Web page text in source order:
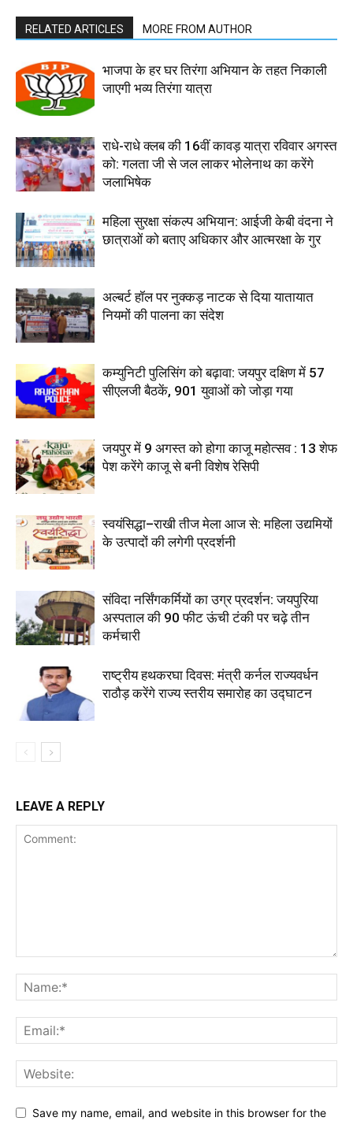
RELATED ARTICLES MORE FROM AUTHOR
भाजपा के हर घर तिरंगा अभियान के तहत निकाली
जाएगी भव्य तिरंगा यात्रा
राधे-राधे क्लब की 16वीं कावड़ यात्रा रविवार अगस्त
को: गलता जी से जल लाकर भोलेनाथ का करेंगे
जलाभिषेक
महिला सुरक्षा संकल्प अभियान: आईजी केबी वंदना ने
छात्राओं को बताए अधिकार और आत्मरक्षा के गुर
अल्बर्ट हॉल पर नुक्कड़ नाटक से दिया यातायात
नियमों की पालना का संदेश
कम्युनिटी पुलिसिंग को बढ़ावा: जयपुर दक्षिण में 57
सीएलजी बैठकें, 901 युवाओं को जोड़ा गया
जयपुर में 9 अगस्त को होगा काजू महोत्सव : 13 शेफ
पेश करेंगे काजू से बनी विशेष रेसिपी
स्वयंसिद्धा–राखी तीज मेला आज से: महिला उद्यमियों
के उत्पादों की लगेगी प्रदर्शनी
संविदा नर्सिंगकर्मियों का उग्र प्रदर्शन: जयपुरिया
अस्पताल की 90 फीट ऊंची टंकी पर चढ़े तीन
कर्मचारी
राष्ट्रीय हथकरघा दिवस: मंत्री कर्नल राज्यवर्धन
राठौड़ करेंगे राज्य स्तरीय समारोह का उद्घाटन
LEAVE A REPLY
Save my name, email, and website in this browser for the